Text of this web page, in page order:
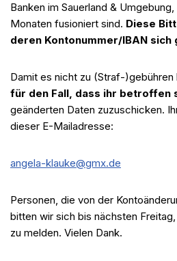
Banken im Sauerland &
Monaten fusioniert sind. Diese
deren Kontonummer/IBAN sich
Damit es nicht zu (Straf-
für den Fall, dass ihr betroffen
geänderten Daten zuzuschicken.
dieser E-Mailadresse:
angela-klauke@gmx.de
Personen, die von der
bitten wir sich bis nächsten
zu melden. Vielen Dank.